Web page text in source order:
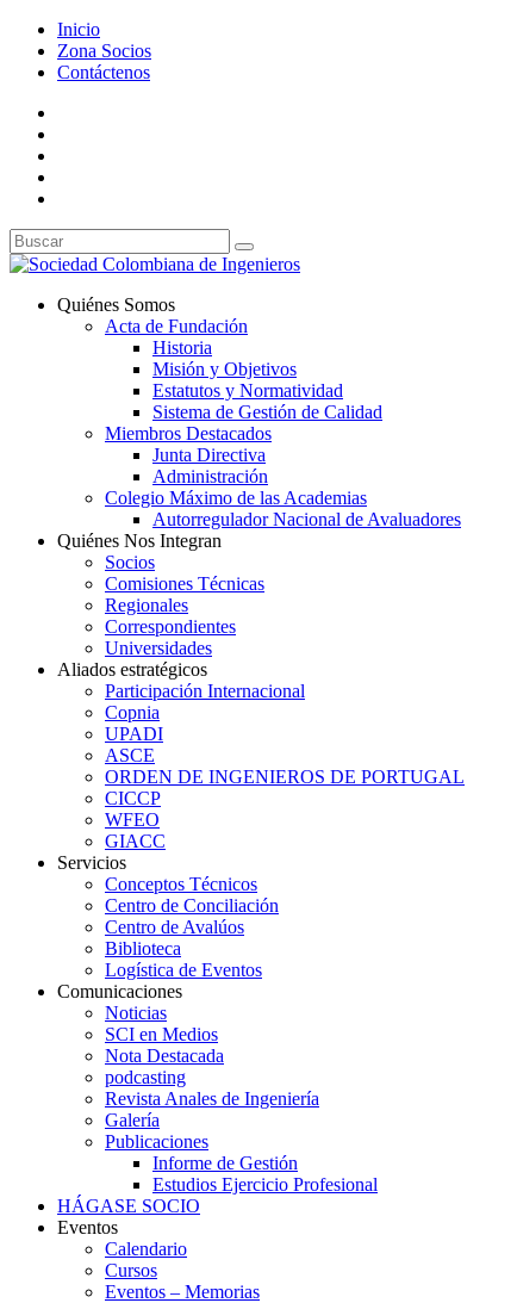
Inicio
Zona Socios
Contáctenos
Quiénes Somos
Acta de Fundación
Historia
Misión y Objetivos
Estatutos y Normatividad
Sistema de Gestión de Calidad
Miembros Destacados
Junta Directiva
Administración
Colegio Máximo de las Academias
Autorregulador Nacional de Avaluadores
Quiénes Nos Integran
Socios
Comisiones Técnicas
Regionales
Correspondientes
Universidades
Aliados estratégicos
Participación Internacional
Copnia
UPADI
ASCE
ORDEN DE INGENIEROS DE PORTUGAL
CICCP
WFEO
GIACC
Servicios
Conceptos Técnicos
Centro de Conciliación
Centro de Avalúos
Biblioteca
Logística de Eventos
Comunicaciones
Noticias
SCI en Medios
Nota Destacada
podcasting
Revista Anales de Ingeniería
Galería
Publicaciones
Informe de Gestión
Estudios Ejercicio Profesional
HÁGASE SOCIO
Eventos
Calendario
Cursos
Eventos – Memorias